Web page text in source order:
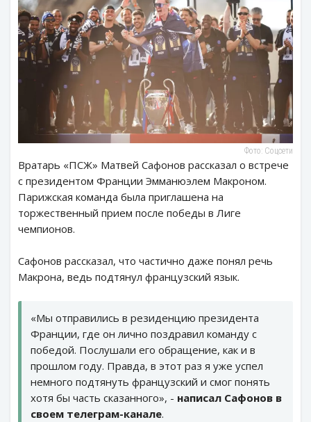
Фото: Соцсети
Вратарь «ПСЖ» Матвей Сафонов рассказал о встрече
с президентом Франции Эмманюэлем Макроном.
Парижская команда была приглашена на
торжественный прием после победы в Лиге
чемпионов.
Сафонов рассказал, что частично даже понял речь
Макрона, ведь подтянул французский язык.
«Мы отправились в резиденцию президента
Франции, где он лично поздравил команду с
победой. Послушали его обращение, как и в
прошлом году. Правда, в этот раз я уже успел
немного подтянуть французский и смог понять
хотя бы часть сказанного», - написал Сафонов в
своем телеграм-канале.